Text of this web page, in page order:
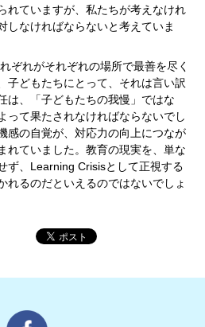
れていますが、私たちが考えなけれ
しなければならないと考えていま
ぞれがそれぞれの場所で最善を尽く
子どもたちにとって、それは言い訳
は、「子どもたちの我慢」ではな
って果たされなければならないでし
感の自覚が、対応力の向上につなが
れていました。教育の現実を、単な
ず、Learning Crisisとして正視する
れるのだといえるのではないでしょ